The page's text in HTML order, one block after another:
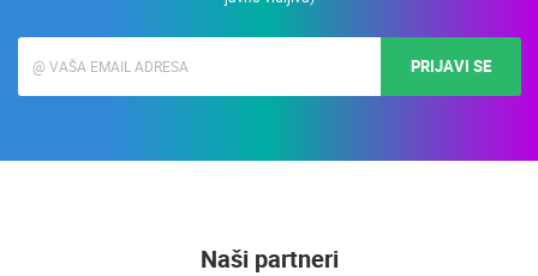
PRIJAVI SE
Naši partneri